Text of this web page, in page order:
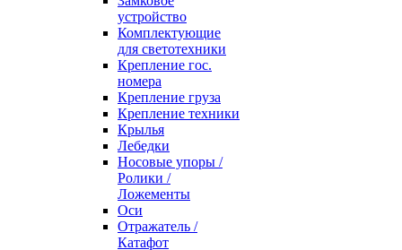
устройство
Комплектующие
для светотехники
Крепление гос.
номера
Крепление груза
Крепление техники
Крылья
Лебедки
Носовые упоры /
Ролики /
Ложементы
Оси
Отражатель /
Катафот